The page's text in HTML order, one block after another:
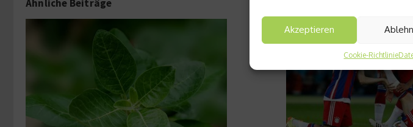
Akzeptieren
Cookie-Richtlinie
Ähnliche Beiträge